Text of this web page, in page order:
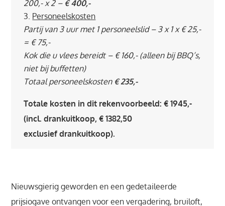
200,- x 2 – € 400,-
Personeelskosten
Partij van 3 uur met 1 personeelslid – 3 x 1 x € 25,-
= € 75,-
Kok die u vlees bereidt – € 160,- (alleen bij BBQ’s,
niet bij buffetten)
Totaal personeelskosten € 235,-
Totale kosten in dit rekenvoorbeeld: € 1945,-
(incl. drankuitkoop, € 1382,50
exclusief drankuitkoop).
Nieuwsgierig geworden en een gedetaileerde
prijsiogave ontvangen voor een vergadering, bruiloft,